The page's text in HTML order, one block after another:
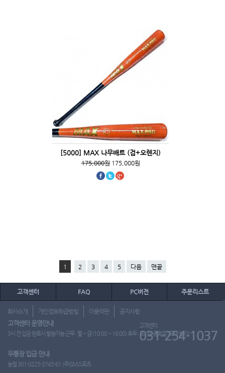
[5000] MAX 나무배트 (검+오렌지)
175,000원175,000원
1 2 3 4 5 다음 맨끝
고객센터 FAQ PC버전 주문리스트
회사소개 개인정보취급방침 이용약관 공지사항
고객센터 운영안내
3시 전 입금 완료시 발송가능 근무 : 월 ~ 금 (10:00 ~ 16:00) 휴무 : 토, 일, 공휴일 (도매 불가)
고객센터
031-254-1037
무통장 입금 안내
농협 301-0225-3745-61 (주)SM스포츠